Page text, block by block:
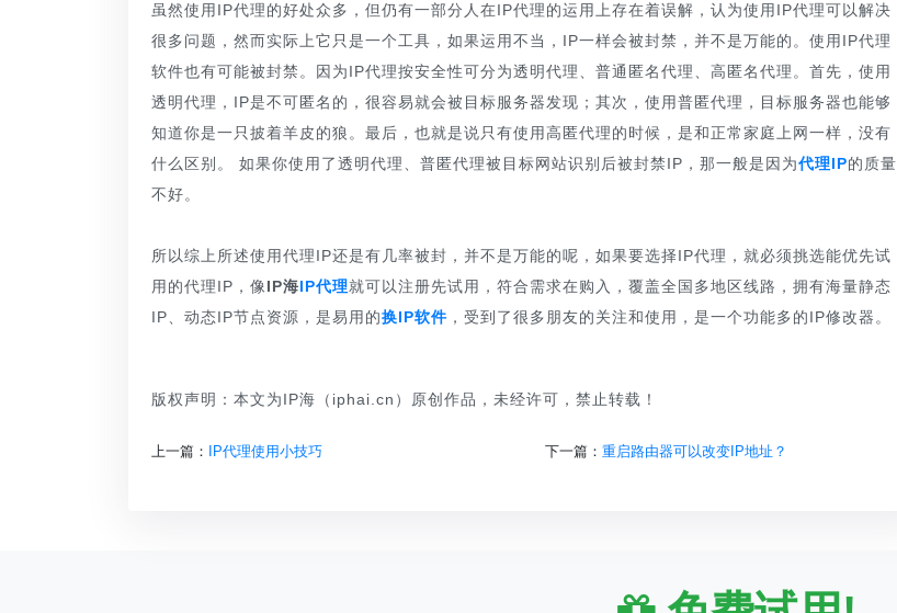
虽然使用IP代理的好处众多，但仍有一部分人在IP代理的运用上存在着误解，认为使用IP代理可以解决
很多问题，然而实际上它只是一个工具，如果运用不当，IP一样会被封禁，并不是万能的。使用IP代理
软件也有可能被封禁。因为IP代理按安全性可分为透明代理、普通匿名代理、高匿名代理。首先，使用
透明代理，IP是不可匿名的，很容易就会被目标服务器发现；其次，使用普匿代理，目标服务器也能够
知道你是一只披着羊皮的狼。最后，也就是说只有使用高匿代理的时候，是和正常家庭上网一样，没有
什么区别。 如果你使用了透明代理、普匿代理被目标网站识别后被封禁IP，那一般是因为代理IP的质量
不好。
所以综上所述使用代理IP还是有几率被封，并不是万能的呢，如果要选择IP代理，就必须挑选能优先试
用的代理IP，像IP海IP代理就可以注册先试用，符合需求在购入，覆盖全国多地区线路，拥有海量静态
IP、动态IP节点资源，是易用的换IP软件 ，受到了很多朋友的关注和使用，是一个功能多的IP修改器。
版权声明：本文为IP海（iphai.cn）原创作品，未经许可，禁止转载！
上一篇： IP代理使用小技巧 下一篇： 重启路由器可以改变IP地址？